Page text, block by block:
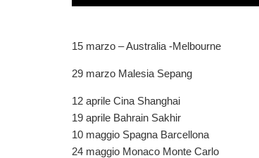
15 marzo – Australia -Melbourne
29 marzo Malesia Sepang
12 aprile Cina Shanghai
19 aprile Bahrain Sakhir
10 maggio Spagna Barcellona
24 maggio Monaco Monte Carlo